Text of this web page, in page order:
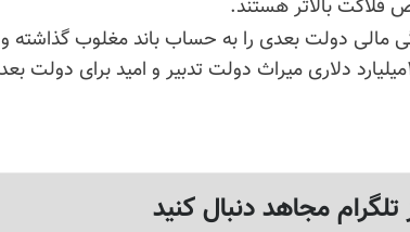
دولت بعدی را به حساب باند مغلوب گذاشته و
تلگرام مجاهد دنبال کنید